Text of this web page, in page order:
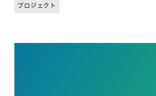
プロジェクト